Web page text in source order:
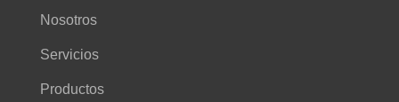
Nosotros
Servicios
Productos